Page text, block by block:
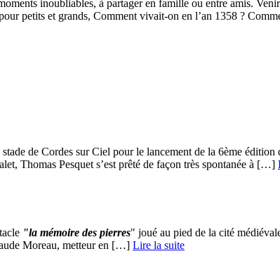
inoubliables, à partager en famille ou entre amis.
petits et grands, Comment vivait-on en l’an 1358 ?
de Cordes sur Ciel pour le lancement de la 6ème
Thomas Pesquet s’est prêté de façon très spontanée à […]
"la mémoire des pierres" joué au pied de la cité
Moreau, metteur en […] Lire la suite